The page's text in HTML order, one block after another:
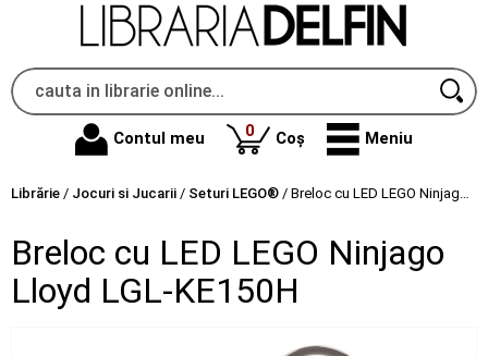
Contul meu 0produse
Coș Meniu
Librărie / Jocuri si Jucarii / Seturi LEGO® / Breloc cu LED LEGO Ninjago Lloyd LGL-KE150H
Breloc cu LED LEGO Ninjago
Lloyd LGL-KE150H